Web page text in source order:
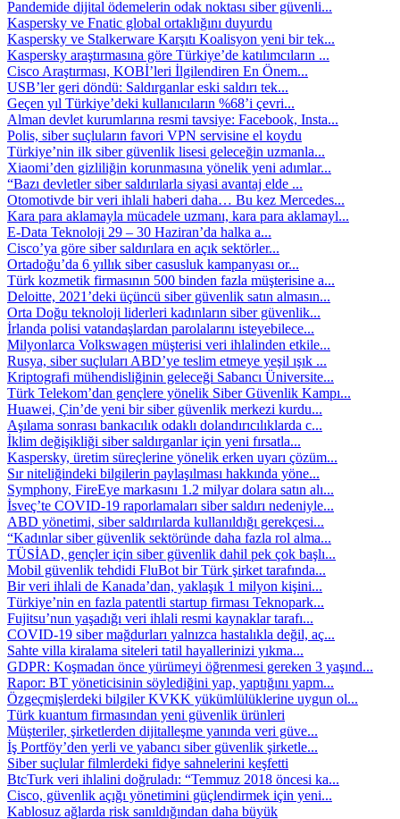
Pandemide dijital ödemelerin odak noktası siber güvenli...
Kaspersky ve Fnatic global ortaklığını duyurdu
Kaspersky ve Stalkerware Karşıtı Koalisyon yeni bir tek...
Kaspersky araştırmasına göre Türkiye’de katılımcıların ...
Cisco Araştırması, KOBİ’leri İlgilendiren En Önem...
USB’ler geri döndü: Saldırganlar eski saldırı tek...
Geçen yıl Türkiye’deki kullanıcıların %68’i çevri...
Alman devlet kurumlarına resmi tavsiye: Facebook, Insta...
Polis, siber suçluların favori VPN servisine el koydu
Türkiye’nin ilk siber güvenlik lisesi geleceğin uzmanla...
Xiaomi’den gizliliğin korunmasına yönelik yeni adımlar...
“Bazı devletler siber saldırılarla siyasi avantaj elde ...
Otomotivde bir veri ihlali haberi daha… Bu kez Mercedes...
Kara para aklamayla mücadele uzmanı, kara para aklamayl...
E-Data Teknoloji 29 – 30 Haziran’da halka a...
Cisco’ya göre siber saldırılara en açık sektörler...
Ortadoğu’da 6 yıllık siber casusluk kampanyası or...
Türk kozmetik firmasının 500 binden fazla müşterisine a...
Deloitte, 2021’deki üçüncü siber güvenlik satın almasın...
Orta Doğu teknoloji liderleri kadınların siber güvenlik...
İrlanda polisi vatandaşlardan parolalarını isteyebilece...
Milyonlarca Volkswagen müşterisi veri ihlalinden etkile...
Rusya, siber suçluları ABD’ye teslim etmeye yeşil ışık ...
Kriptografi mühendisliğinin geleceği Sabancı Üniversite...
Türk Telekom’dan gençlere yönelik Siber Güvenlik Kampı...
Huawei, Çin’de yeni bir siber güvenlik merkezi kurdu...
Aşılama sonrası bankacılık odaklı dolandırıcılıklarda c...
İklim değişikliği siber saldırganlar için yeni fırsatla...
Kaspersky, üretim süreçlerine yönelik erken uyarı çözüm...
Sır niteliğindeki bilgilerin paylaşılması hakkında yöne...
Symphony, FireEye markasını 1.2 milyar dolara satın alı...
İsveç’te COVID-19 raporlamaları siber saldırı nedeniyle...
ABD yönetimi, siber saldırılarda kullanıldığı gerekçesi...
“Kadınlar siber güvenlik sektöründe daha fazla rol alma...
TÜSİAD, gençler için siber güvenlik dahil pek çok başlı...
Mobil güvenlik tehdidi FluBot bir Türk şirket tarafında...
Bir veri ihlali de Kanada’dan, yaklaşık 1 milyon kişini...
Türkiye’nin en fazla patentli startup firması Teknopark...
Fujitsu’nun yaşadığı veri ihlali resmi kaynaklar tarafı...
COVID-19 siber mağdurları yalnızca hastalıkla değil, aç...
Sahte villa kiralama siteleri tatil hayallerinizi yıkma...
GDPR: Koşmadan önce yürümeyi öğrenmesi gereken 3 yaşınd...
Rapor: BT yöneticisinin söylediğini yap, yaptığını yapm...
Özgeçmişlerdeki bilgiler KVKK yükümlülüklerine uygun ol...
Türk kuantum firmasından yeni güvenlik ürünleri
Müşteriler, şirketlerden dijitalleşme yanında veri güve...
İş Portföy’den yerli ve yabancı siber güvenlik şirketle...
Siber suçlular filmlerdeki fidye sahnelerini keşfetti
BtcTurk veri ihlalini doğruladı: “Temmuz 2018 öncesi ka...
Cisco, güvenlik açığı yönetimini güçlendirmek için yeni...
Kablosuz ağlarda risk sanıldığından daha büyük